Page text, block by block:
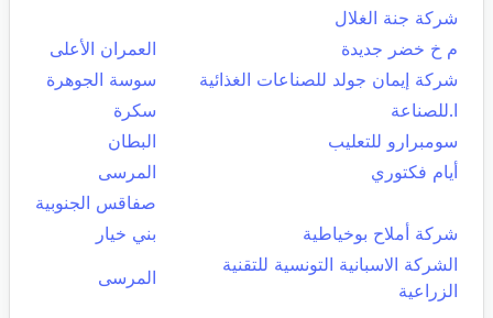
شركة جنة الغلال
م خ خضر جديدة
العمران الأعلى
شركة إيمان جولد للصناعات الغذائية
سوسة الجوهرة
ا.للصناعة
سكرة
سومبرارو للتعليب
البطان
أيام فكتوري
المرسى
صفاقس الجنوبية
شركة أملاح بوخياطية
بني خيار
الشركة الاسبانية التونسية للتقنية
الزراعية
المرسى